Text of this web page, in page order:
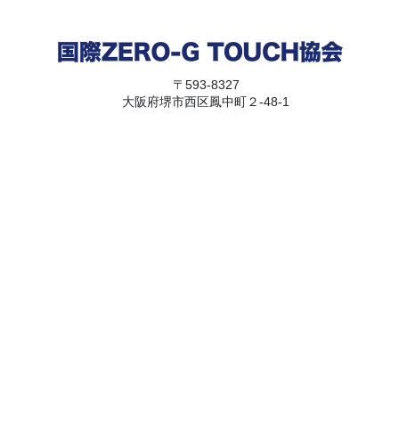
〒593-8327
大阪府堺市西区鳳中町２-48-1